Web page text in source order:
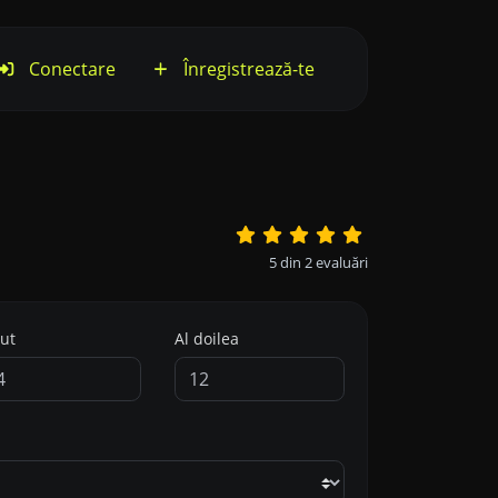
Conectare Înregistrează-te
5din 2evaluări
Al doilea